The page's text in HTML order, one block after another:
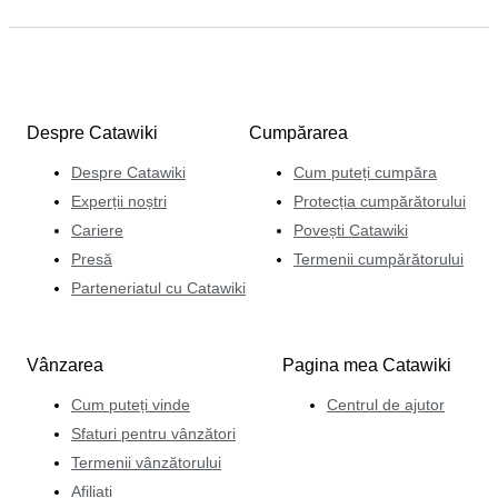
Despre Catawiki
Despre Catawiki
Experții noștri
Cariere
Presă
Parteneriatul cu Catawiki
Cumpărarea
Cum puteți cumpăra
Protecția cumpărătorului
Povești Catawiki
Termenii cumpărătorului
Vânzarea
Cum puteți vinde
Sfaturi pentru vânzători
Termenii vânzătorului
Afiliați
Pagina mea Catawiki
Centrul de ajutor